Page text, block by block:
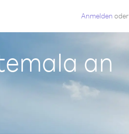
Anmelden oder
an